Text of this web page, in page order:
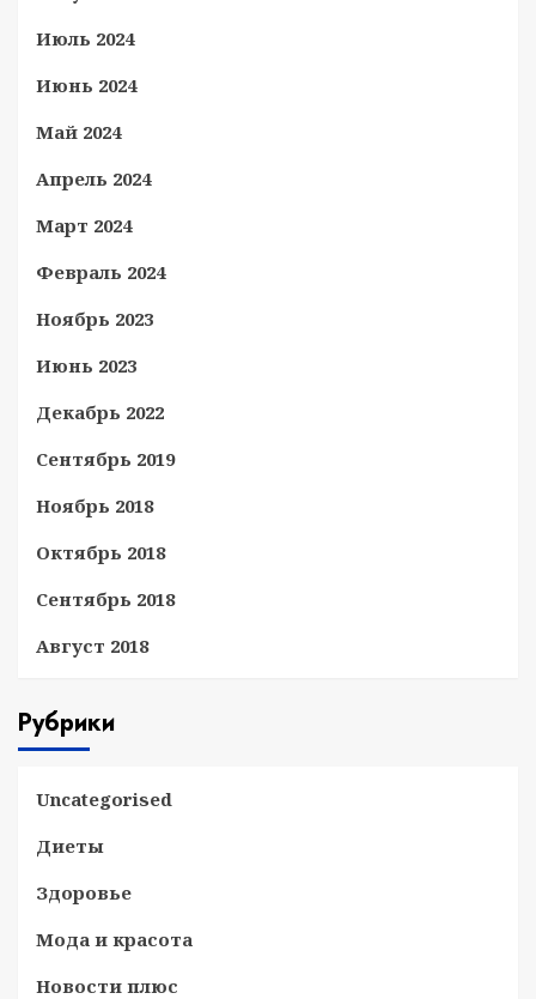
Июль 2024
Июнь 2024
Май 2024
Апрель 2024
Март 2024
Февраль 2024
Ноябрь 2023
Июнь 2023
Декабрь 2022
Сентябрь 2019
Ноябрь 2018
Октябрь 2018
Сентябрь 2018
Август 2018
Рубрики
Uncategorised
Диеты
Здоровье
Мода и красота
Новости плюс